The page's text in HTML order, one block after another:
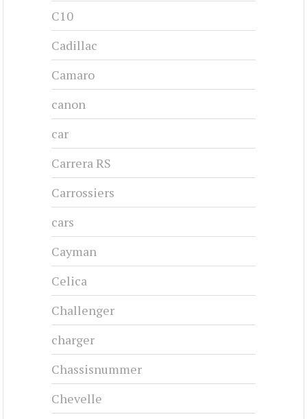
C10
Cadillac
Camaro
canon
car
Carrera RS
Carrossiers
cars
Cayman
Celica
Challenger
charger
Chassisnummer
Chevelle